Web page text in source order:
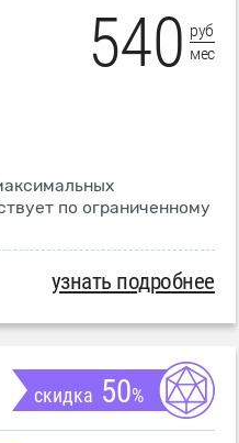
540 руб
мес
по ограниченному
узнать подробнее
скидка 50%